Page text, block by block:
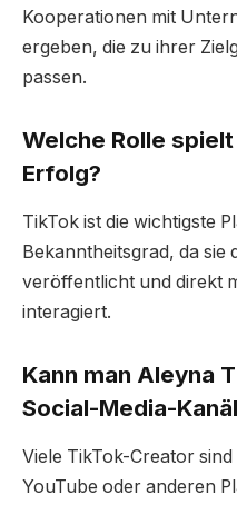
Kooperationen mit
ergeben, die zu ihrer
passen.
Welche Rolle
Erfolg?
TikTok ist die wichtigste
Bekanntheitsgrad, da sie
veröffentlicht und direkt
interagiert.
Kann man Aleyna
Social-Media-
Viele TikTok-Creator
YouTube oder anderen